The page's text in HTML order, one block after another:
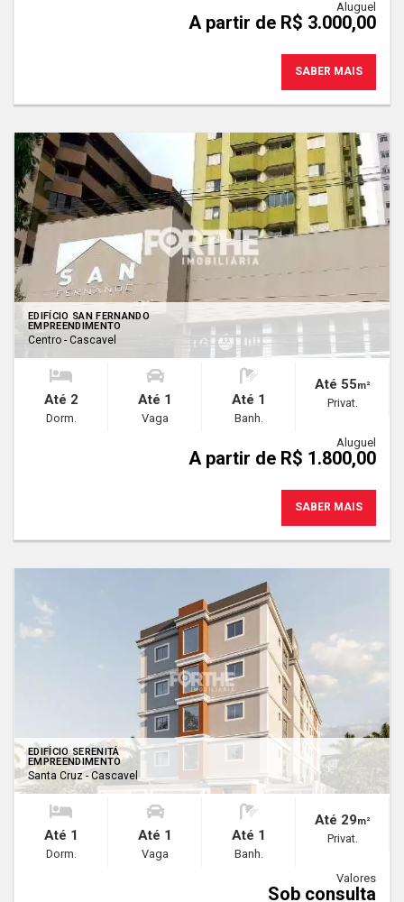
Aluguel
A partir de R$ 3.000,00
SABER MAIS
EDIFÍCIO SAN FERNANDO
EMPREENDIMENTO
Centro - Cascavel
Até 2
Dorm.
Até 1
Vaga
Até 1
Banh.
Até 55m²
Privat.
Aluguel
A partir de R$ 1.800,00
SABER MAIS
EDIFÍCIO SERENITÁ
EMPREENDIMENTO
Santa Cruz - Cascavel
Até 1
Dorm.
Até 1
Vaga
Até 1
Banh.
Até 29m²
Privat.
Valores
Sob consulta